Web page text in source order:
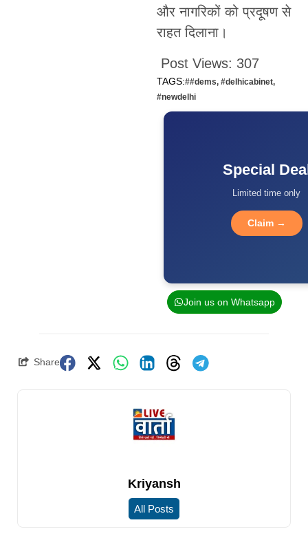
और नागरिकों को प्रदूषण से
राहत दिलाना।
Post Views: 307
TAGS:##dems, #delhicabinet,
#newdelhi
Special
Limited time only
Claim →
Join us on Whatsapp
Share
Kriyansh
All Posts